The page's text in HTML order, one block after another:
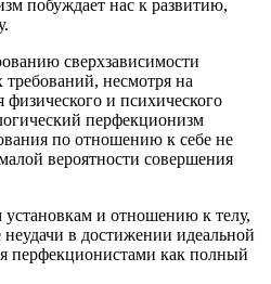
побуждает нас к развитию,
сверхзависимости
несмотря на
и психического
перфекционизм
по отношению к себе не
вероятности совершения
и отношению к телу,
в достижении идеальной
перфекционистами как полный